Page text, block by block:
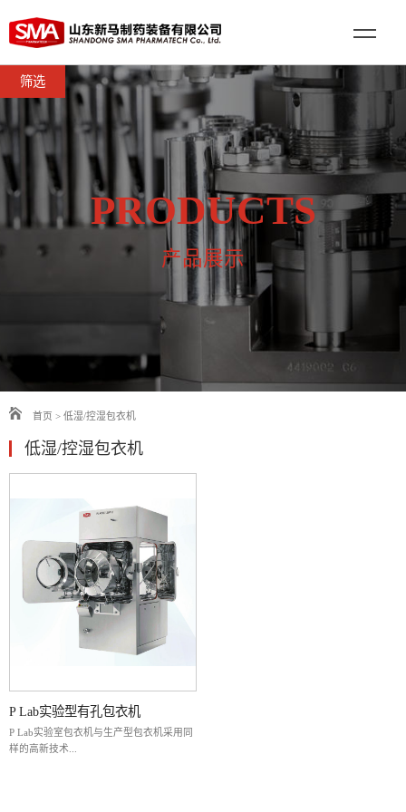
PRODUCTS
产品展示
首页 > 低湿/控湿包衣机
筛选
低湿/控湿包衣机
P Lab实验型有孔包衣机
P Lab实验室包衣机与生产型包衣机采用同
样的高新技术...